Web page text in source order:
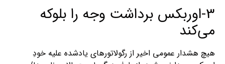
3-اوربکس برداشت وجه را بلوکه
می‌کند
هیچ هشدار عمومی اخیر از رگولاتورهای یادشده علیه خودِ